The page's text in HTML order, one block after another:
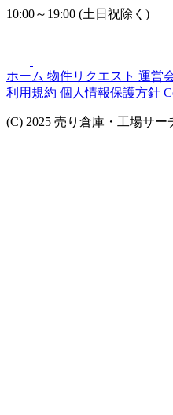
10:00～19:00 (土日祝除く)
ホーム 物件リクエスト 運営
利用規約 個人情報保護方針
(C) 2025 売り倉庫・工場サー